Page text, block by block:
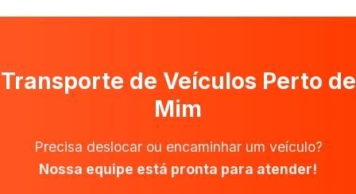
Transporte de Veículos Perto de
Mim
Precisa deslocar ou encaminhar um veículo?
Nossa equipe está pronta para atender!